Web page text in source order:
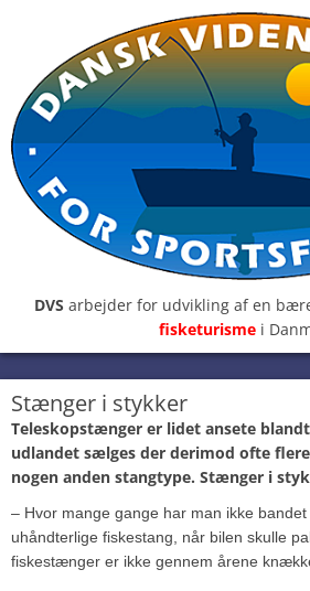
DVS arbejder for udvikling af en
fisketurisme i
Stænger i stykker
Teleskopstænger er lidet ansete
udlandet sælges der derimod ofte
nogen anden stangtype. Stænger i
– Hvor mange gange har man ikke
uhåndterlige fiskestang, når bilen skulle
fiskestænger er ikke gennem årene